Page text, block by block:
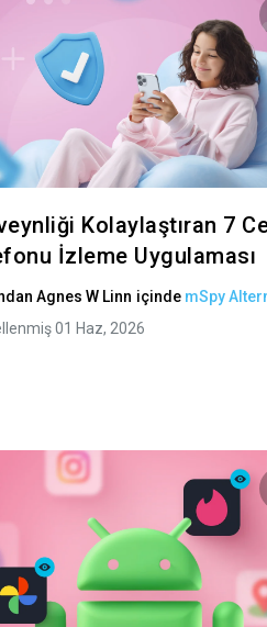
Bağlantıyı kopyala
Kolaylaştıran 7
İzleme Uygulaması
Agnes W Linn içinde mSpy
01 Haz, 2026